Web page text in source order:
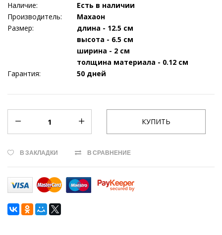
Наличие:
Есть в наличии
Производитель:
Махаон
Размер:
длина - 12.5 см
высота - 6.5 см
ширина - 2 см
толщина материала - 0.12 см
Гарантия:
50 дней
В ЗАКЛАДКИ В СРАВНЕНИЕ